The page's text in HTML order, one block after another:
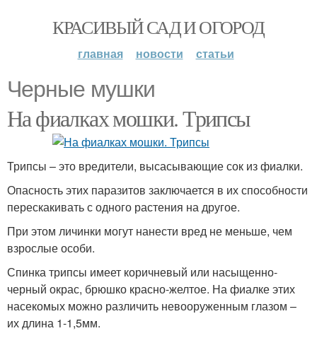
КРАСИВЫЙ САД И ОГОРОД
главная новости статьи
Черные мушки
На фиалках мошки. Трипсы
Трипсы – это вредители, высасывающие сок из фиалки.
Опасность этих паразитов заключается в их способности
перескакивать с одного растения на другое.
При этом личинки могут нанести вред не меньше, чем
взрослые особи.
Спинка трипсы имеет коричневый или насыщенно-
черный окрас, брюшко красно-желтое. На фиалке этих
насекомых можно различить невооруженным глазом –
их длина 1-1,5мм.